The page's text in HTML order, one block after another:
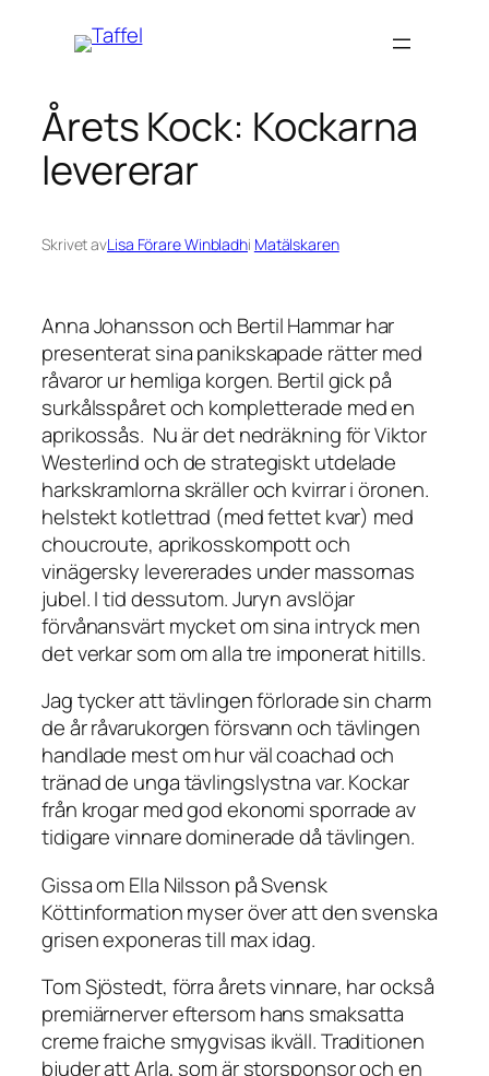
Årets Kock: Kockarna
levererar
Skrivet avLisa Förare Winbladhi Matälskaren
Anna Johansson och Bertil Hammar har
presenterat sina panikskapade rätter med
råvaror ur hemliga korgen. Bertil gick på
surkålsspåret och kompletterade med en
aprikossås. Nu är det nedräkning för Viktor
Westerlind och de strategiskt utdelade
harkskramlorna skräller och kvirrar i öronen.
helstekt kotlettrad (med fettet kvar) med
choucroute, aprikosskompott och
vinägersky levererades under massornas
jubel. I tid dessutom. Juryn avslöjar
förvånansvärt mycket om sina intryck men
det verkar som om alla tre imponerat hitills.
Jag tycker att tävlingen förlorade sin charm
de år råvarukorgen försvann och tävlingen
handlade mest om hur väl coachad och
tränad de unga tävlingslystna var. Kockar
från krogar med god ekonomi sporrade av
tidigare vinnare dominerade då tävlingen.
Gissa om Ella Nilsson på Svensk
Köttinformation myser över att den svenska
grisen exponeras till max idag.
Tom Sjöstedt, förra årets vinnare, har också
premiärnerver eftersom hans smaksatta
creme fraiche smygvisas ikväll. Traditionen
bjuder att Arla, som är storsponsor och en